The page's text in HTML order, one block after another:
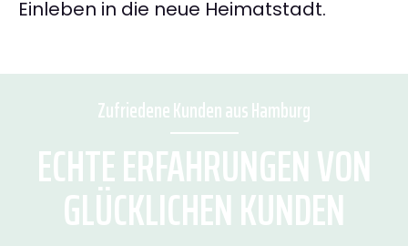
Einleben in die neue Heimatstadt.
Zufriedene Kunden aus Hamburg
ECHTE ERFAHRUNGEN VON
GLÜCKLICHEN KUNDEN